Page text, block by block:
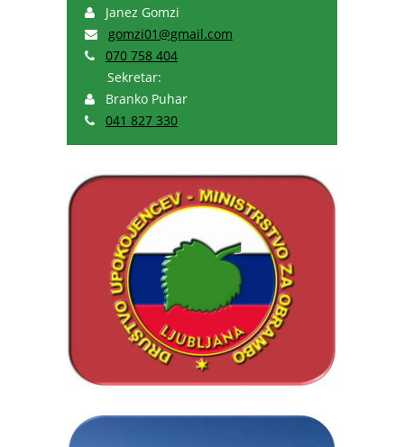
Janez Gomzi
gomzi01@gmail.com
070 758 404
Sekretar:
Branko Puhar
041 827 330